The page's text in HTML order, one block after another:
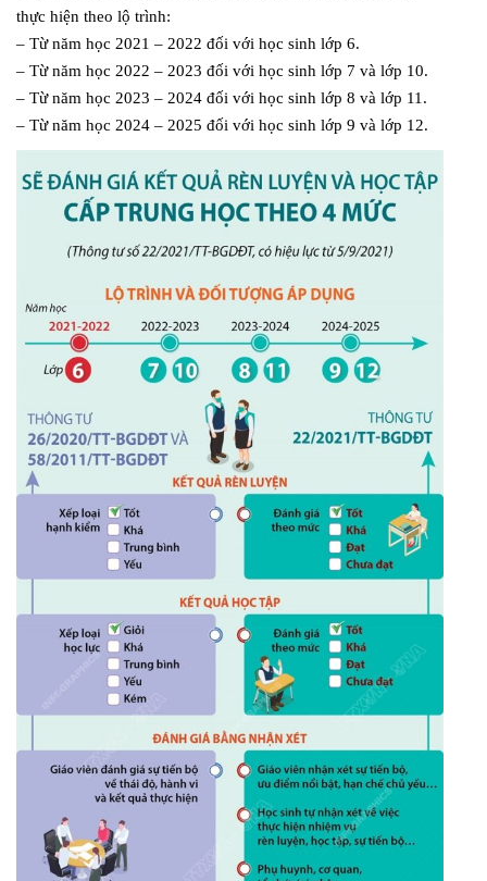
thực hiện theo lộ trình:
– Từ năm học 2021 – 2022 đối với học sinh lớp 6.
– Từ năm học 2022 – 2023 đối với học sinh lớp 7 và lớp 10.
– Từ năm học 2023 – 2024 đối với học sinh lớp 8 và lớp 11.
– Từ năm học 2024 – 2025 đối với học sinh lớp 9 và lớp 12.